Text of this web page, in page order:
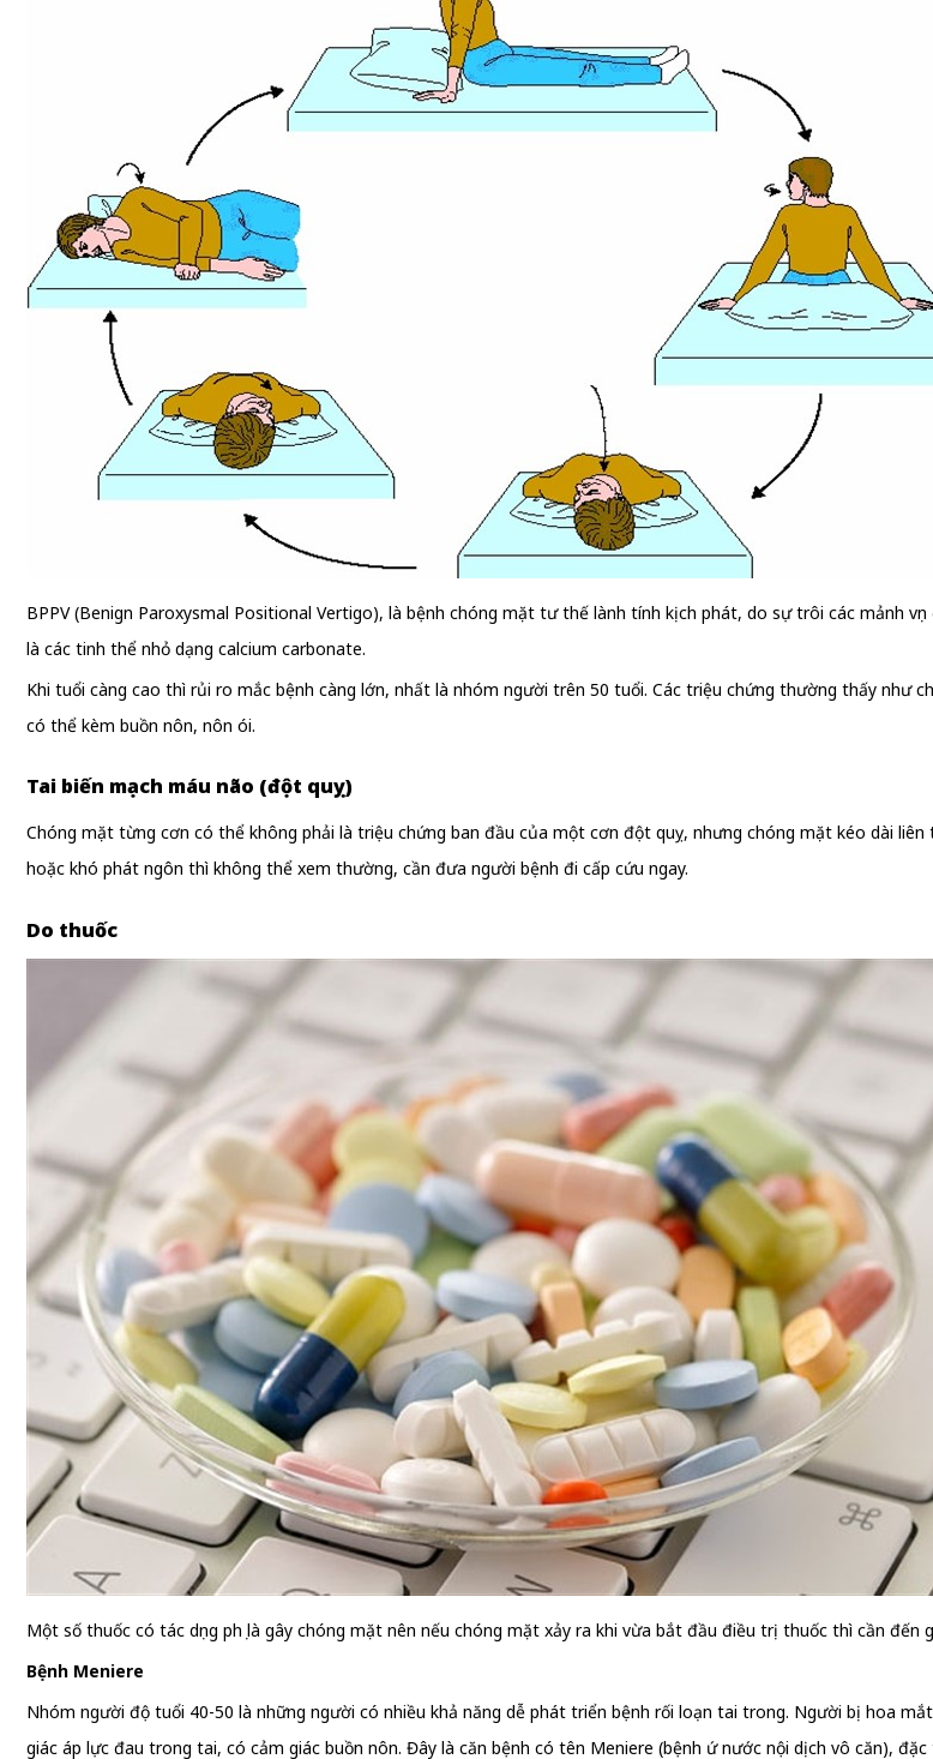
BPPV (Benign Paroxysmal Positional Vertigo), là bệnh chóng mặt tư thế lành tính kịch phát, do sự trôi các mảnh
là các tinh thể nhỏ dạng calcium carbonate.
Khi tuổi càng cao thì rủi ro mắc bệnh càng lớn, nhất là nhóm người trên 50 tuổi. Các triệu chứng thường thấy như
có thể kèm buồn nôn, nôn ói.
Tai biến mạch máu não (đột quỵ)
Chóng mặt từng cơn có thể không phải là triệu chứng ban đầu của một cơn đột quỵ, nhưng chóng mặt kéo dài
hoặc khó phát ngôn thì không thể xem thường, cần đưa người bệnh đi cấp cứu ngay.
Do thuốc
Một số thuốc có tác dụng phụ là gây chóng mặt nên nếu chóng mặt xảy ra khi vừa bắt đầu điều trị thuốc thì cần đến
Bệnh Meniere
Nhóm người độ tuổi 40-50 là những người có nhiều khả năng dễ phát triển bệnh rối loạn tai trong. Người bị hoa
giác áp lực đau trong tai, có cảm giác buồn nôn. Đây là căn bệnh có tên Meniere (bệnh ứ nước nội dịch vô căn),